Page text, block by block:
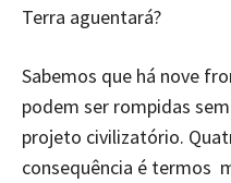
Terra aguentará?
Sabemos que há nove
podem ser rompidas
projeto civilizatório.
consequência é termos